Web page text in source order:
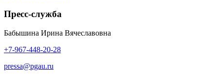
Пресс-служба
Бабышина Ирина Вячеславовна
+7-967-448-20-28
pressa@pgau.ru